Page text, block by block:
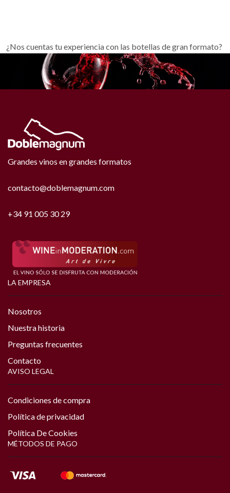
¿Nos cuentas tu experiencia con las botellas de gran formato?
Grandes vinos en grandes formatos
contacto@doblemagnum.com
+34 91 005 30 29
LA EMPRESA
Nosotros
Nuestra historia
Preguntas frecuentes
Contacto
AVISO LEGAL
Condiciones de compra
Política de privacidad
Política De Cookies
MÉTODOS DE PAGO